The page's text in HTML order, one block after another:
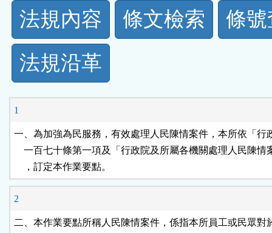
法
規
功
能
按
鈕
區
法規內容 條文檢索
條
法規沿革
1
一、為加強為民服務，有效處理人民陳情案件，本所依「行
一百七十條第一項及「行政院及所屬各機關處理人民陳情
    ，訂定本作業要點。
2
二、本作業要點所稱人民陳情案件，係指本所員工或民眾對